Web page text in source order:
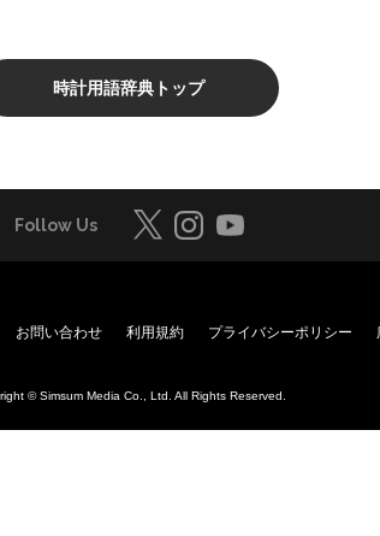
時計用語辞典トップ
Follow Us
お問い合わせ 利用規約 プライバシーポリシー
© Simsum Media Co., Ltd. All Rights Reserved.